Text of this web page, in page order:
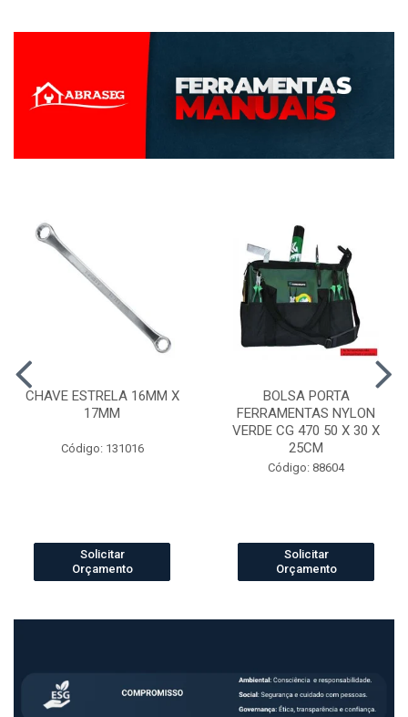
CHAVE ESTRELA 16MM X
17MM
Código: 131016
Solicitar
Orçamento
BOLSA PORTA
FERRAMENTAS NYLON
VERDE CG 470 50 X 30 X
25CM
Código: 88604
Solicitar
Orçamento